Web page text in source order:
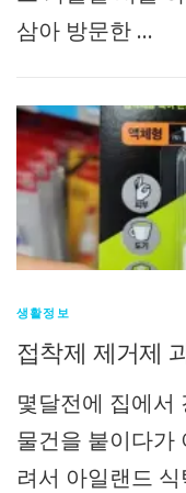
삼아 방문한 …
생활정보
접착제 제거제
몇달전에 집에서
물건을 붙이다가
려서 아일랜드